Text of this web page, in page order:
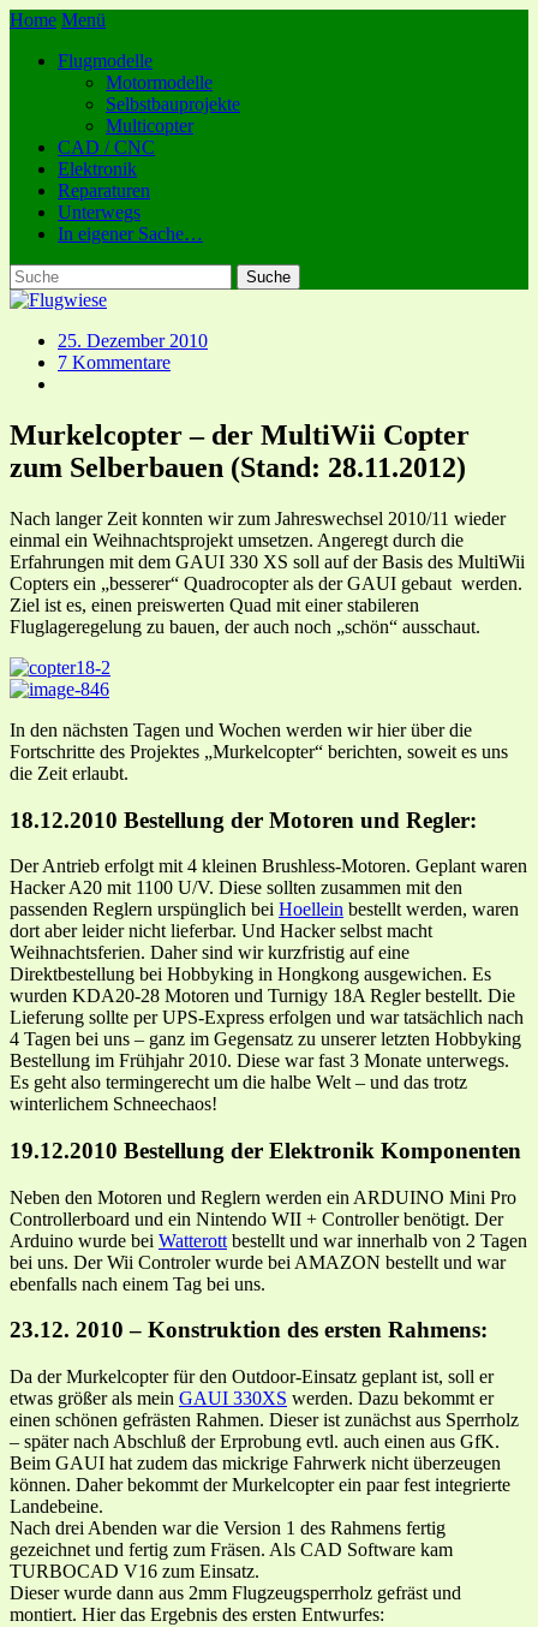
Home Menü
Flugmodelle
Motormodelle
Selbstbauprojekte
Multicopter
CAD / CNC
Elektronik
Reparaturen
Unterwegs
In eigener Sache…
25. Dezember 2010
7 Kommentare
Murkelcopter – der MultiWii Copter
zum Selberbauen (Stand: 28.11.2012)
Nach langer Zeit konnten wir zum Jahreswechsel 2010/11 wieder
einmal ein Weihnachtsprojekt umsetzen. Angeregt durch die
Erfahrungen mit dem GAUI 330 XS soll auf der Basis des MultiWii
Copters ein „besserer“ Quadrocopter als der GAUI gebaut werden.
Ziel ist es, einen preiswerten Quad mit einer stabileren
Fluglageregelung zu bauen, der auch noch „schön“ ausschaut.
In den nächsten Tagen und Wochen werden wir hier über die
Fortschritte des Projektes „Murkelcopter“ berichten, soweit es uns
die Zeit erlaubt.
18.12.2010 Bestellung der Motoren und Regler:
Der Antrieb erfolgt mit 4 kleinen Brushless-Motoren. Geplant waren
Hacker A20 mit 1100 U/V. Diese sollten zusammen mit den
passenden Reglern urspünglich bei Hoellein bestellt werden, waren
dort aber leider nicht lieferbar. Und Hacker selbst macht
Weihnachtsferien. Daher sind wir kurzfristig auf eine
Direktbestellung bei Hobbyking in Hongkong ausgewichen. Es
wurden KDA20-28 Motoren und Turnigy 18A Regler bestellt. Die
Lieferung sollte per UPS-Express erfolgen und war tatsächlich nach
4 Tagen bei uns – ganz im Gegensatz zu unserer letzten Hobbyking
Bestellung im Frühjahr 2010. Diese war fast 3 Monate unterwegs.
Es geht also termingerecht um die halbe Welt – und das trotz
winterlichem Schneechaos!
19.12.2010 Bestellung der Elektronik Komponenten
Neben den Motoren und Reglern werden ein ARDUINO Mini Pro
Controllerboard und ein Nintendo WII + Controller benötigt. Der
Arduino wurde bei Watterott bestellt und war innerhalb von 2 Tagen
bei uns. Der Wii Controler wurde bei AMAZON bestellt und war
ebenfalls nach einem Tag bei uns.
23.12. 2010 – Konstruktion des ersten Rahmens:
Da der Murkelcopter für den Outdoor-Einsatz geplant ist, soll er
etwas größer als mein GAUI 330XS werden. Dazu bekommt er
einen schönen gefrästen Rahmen. Dieser ist zunächst aus Sperrholz
– später nach Abschluß der Erprobung evtl. auch einen aus GfK.
Beim GAUI hat zudem das mickrige Fahrwerk nicht überzeugen
können. Daher bekommt der Murkelcopter ein paar fest integrierte
Landebeine.
Nach drei Abenden war die Version 1 des Rahmens fertig
gezeichnet und fertig zum Fräsen. Als CAD Software kam
TURBOCAD V16 zum Einsatz.
Dieser wurde dann aus 2mm Flugzeugsperrholz gefräst und
montiert. Hier das Ergebnis des ersten Entwurfes: